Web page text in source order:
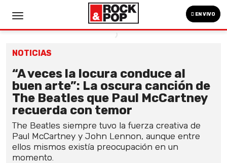
EN VIVO
NOTICIAS
“A veces la locura conduce al
buen arte”: La oscura canción de
The Beatles que Paul McCartney
recuerda con temor
The Beatles siempre tuvo la fuerza creativa de
Paul McCartney y John Lennon, aunque entre
ellos mismos existía preocupación en un
momento.